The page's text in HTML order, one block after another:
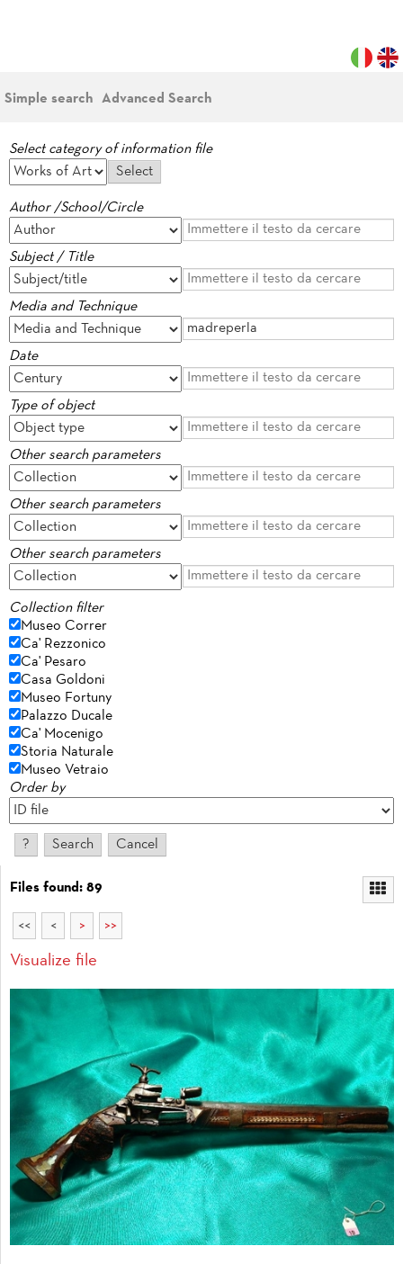
Simple search Advanced Search
Select category of information file
Author /School/Circle
Subject / Title
Media and Technique
Date
Type of object
Other search parameters
Other search parameters
Other search parameters
Collection filter
Museo Correr
Ca' Rezzonico
Ca' Pesaro
Casa Goldoni
Museo Fortuny
Palazzo Ducale
Ca' Mocenigo
Storia Naturale
Museo Vetraio
Order by
Files found: 89
<< < > >>
Visualize file